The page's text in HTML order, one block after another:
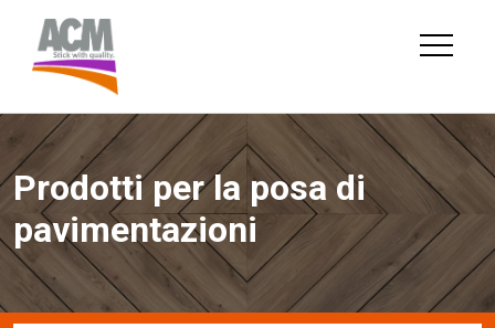
content
Prodotti per la posa di
pavimentazioni